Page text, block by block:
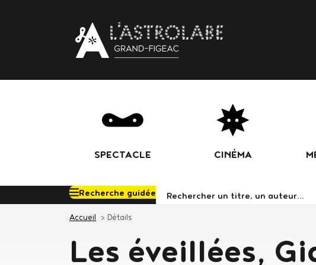
Body
SPECTACLE CINÉMA
Rechercher
Recherche guidée
Accueil Détails
Les éveillées,